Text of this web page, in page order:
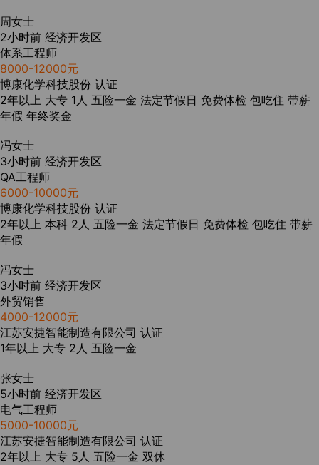
周女士
2小时前 经济开发区
体系工程师
8000-12000元
博康化学科技股份 认证
2年以上 大专 1人 五险一金 法定节假日 免费体检 包吃住 带薪
年假 年终奖金
冯女士
3小时前 经济开发区
QA工程师
6000-10000元
博康化学科技股份 认证
2年以上 本科 2人 五险一金 法定节假日 免费体检 包吃住 带薪
年假
冯女士
3小时前 经济开发区
外贸销售
4000-12000元
江苏安捷智能制造有限公司 认证
1年以上 大专 2人 五险一金
张女士
5小时前 经济开发区
电气工程师
5000-10000元
江苏安捷智能制造有限公司 认证
2年以上 大专 5人 五险一金 双休